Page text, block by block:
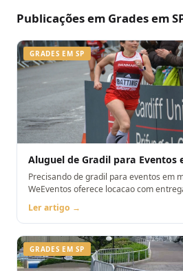
Publicações em Grades em
GRADES EM SP
Aluguel de Gradil para Eventos
Precisando de gradil para eventos em
WeEventos oferece locacao com
Orcamento pelo WhatsApp.
Ler artigo →
GRADES EM SP